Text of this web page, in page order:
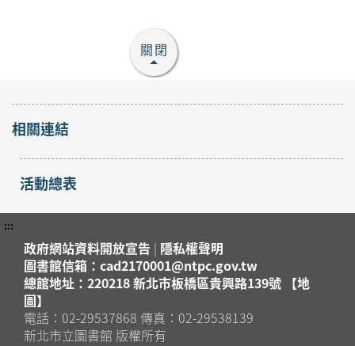
關閉
相關連結
活動總表
:::
政府網站資料開放宣告 | 隱私權聲明
圖書館信箱：cad2170001@ntpc.gov.tw
總館地址：220218 新北市板橋區貴興路139號 【地
圖】
電話：02-29537868 傳真：02-29538139
新北市立圖書館 版權所有